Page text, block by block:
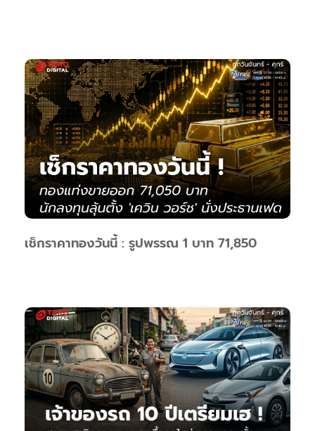
เช็กราคาทองวันนี้ : รูปพรรณ 1 บาท 71,850